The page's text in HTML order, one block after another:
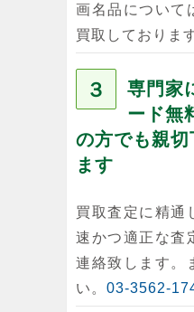
画名品について
買取しておりま
３
専門家
ード無
の方でも親
ます
買取査定に精通
速かつ適正な査
連絡致します。
い。 03-3562-